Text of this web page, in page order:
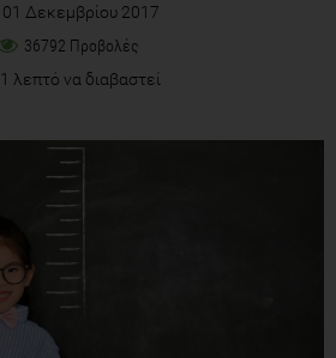
01 Δεκεμβρίου 2017
36792 Προβολές
1 λεπτό να διαβαστεί